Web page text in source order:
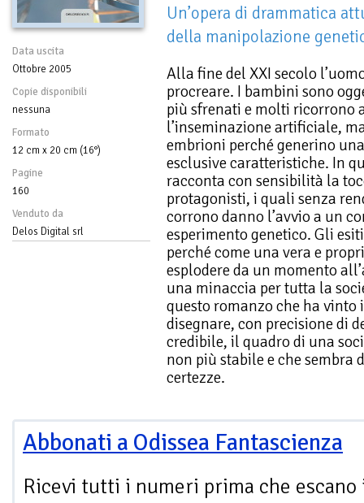
Data uscita
Ottobre 2005
Copie disponibili
nessuna
Formato
12 cm x 20 cm (16°)
Pagine
160
Venduto da
Delos Digital srl
Un’opera di drammatica
della manipolazione
Alla fine del XXI secolo
procreare. I bambini sono
più sfrenati e molti ricorrono
l’inseminazione artificiale,
embrioni perché generino
esclusive caratteristiche. In
racconta con sensibilità la
protagonisti, i quali senza
corrono danno l’avvio a un
esperimento genetico. Gli
perché come una vera e
esplodere da un momento
una minaccia per tutta la
questo romanzo che ha
disegnare, con precisione di
credibile, il quadro di una
non più stabile e che sembra
certezze.
Abbonati a Odissea Fantascienza
Ricevi tutti i numeri prima che escano